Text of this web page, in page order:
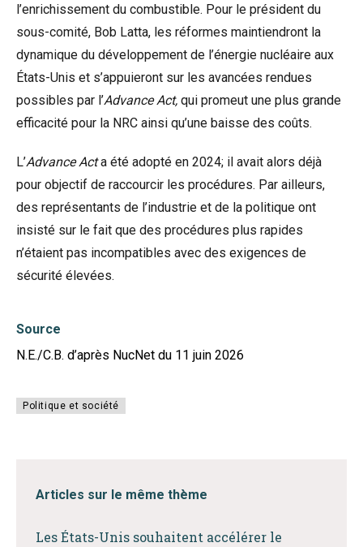
l’enrichissement du combustible. Pour le président du
sous-comité, Bob Latta, les réformes maintiendront la
dynamique du développement de l’énergie nucléaire aux
États-Unis et s’appuieront sur les avancées rendues
possibles par l’Advance Act, qui promeut une plus grande
efficacité pour la NRC ainsi qu’une baisse des coûts.
L’Advance Acta été adopté en 2024; il avait alors déjà
pour objectif de raccourcir les procédures. Par ailleurs,
des représentants de l’industrie et de la politique ont
insisté sur le fait que des procédures plus rapides
n’étaient pas incompatibles avec des exigences de
sécurité élevées.
Source
N.E./C.B. d’après NucNet du 11 juin 2026
Politique et société
Articles sur le même thème
Les États-Unis souhaitent accélérer le